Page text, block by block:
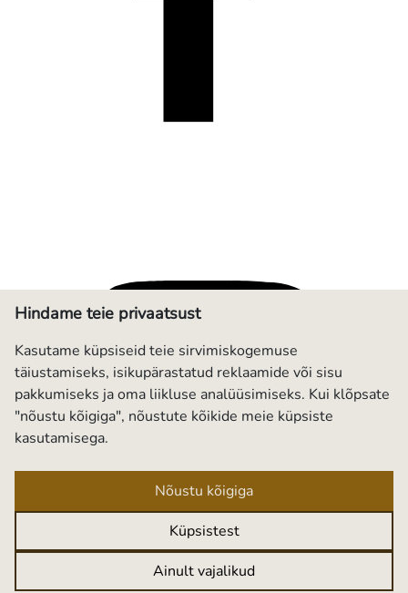
Hindame teie privaatsust
Kasutame küpsiseid teie sirvimiskogemuse
täiustamiseks, isikupärastatud reklaamide või sisu
pakkumiseks ja oma liikluse analüüsimiseks. Kui klõpsate
"nõustu kõigiga", nõustute kõikide meie küpsiste
kasutamisega.
Nõustu kõigiga
Küpsistest
Ainult vajalikud